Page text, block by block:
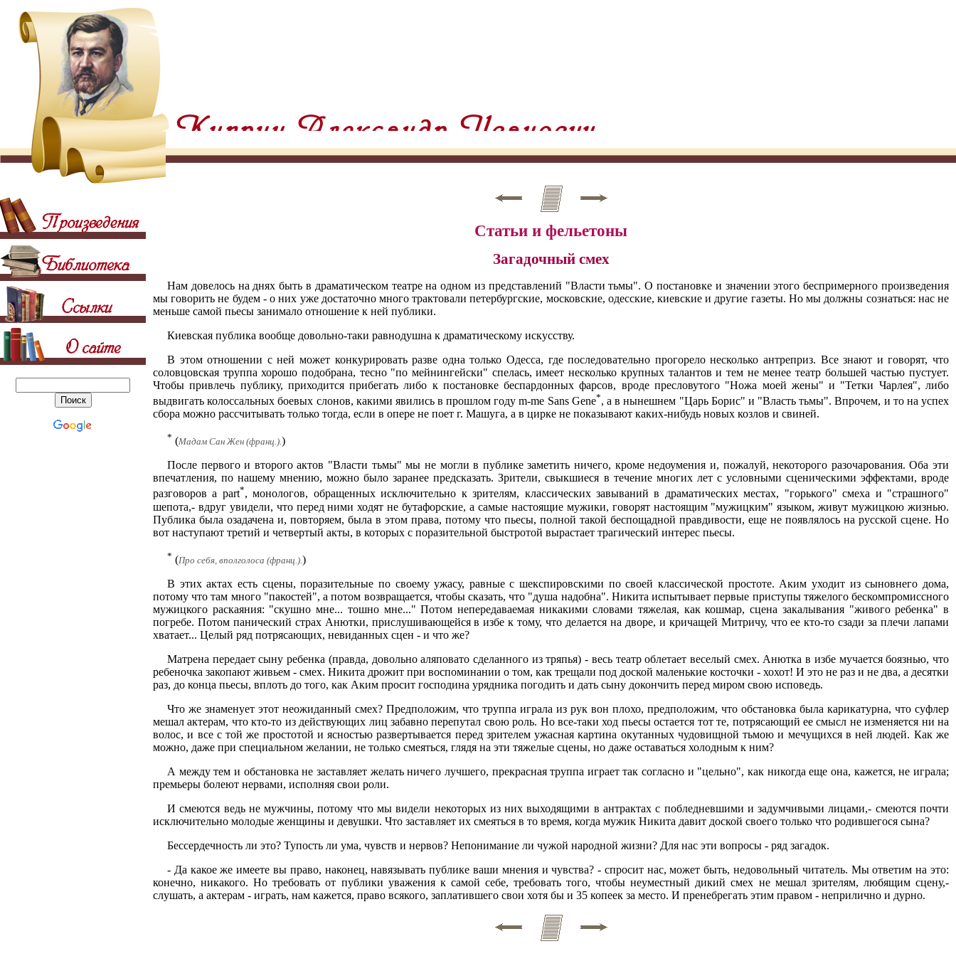
Статьи и фельетоны
Загадочный смех
Нам довелось на днях быть в драматическом театре на одном из представлений "Власти тьмы". О постановке и значении этого беспримерного произведения
мы говорить не будем - о них уже достаточно много трактовали петербургские, московские, одесские, киевские и другие газеты. Но мы должны сознаться: нас не
меньше самой пьесы занимало отношение к ней публики.
Киевская публика вообще довольно-таки равнодушна к драматическому искусству.
В этом отношении с ней может конкурировать разве одна только Одесса, где последовательно прогорело несколько антреприз. Все знают и говорят, что
соловцовская труппа хорошо подобрана, тесно "по мейнингейски" спелась, имеет несколько крупных талантов и тем не менее театр большей частью пустует.
Чтобы привлечь публику, приходится прибегать либо к постановке беспардонных фарсов, вроде пресловутого "Ножа моей жены" и "Тетки Чарлея", либо
выдвигать колоссальных боевых слонов, какими явились в прошлом году m-me Sans Gene*, а в нынешнем "Царь Борис" и "Власть тьмы". Впрочем, и то на успех
сбора можно рассчитывать только тогда, если в опере не поет г. Машуга, а в цирке не показывают каких-нибудь новых козлов и свиней.
* (Мадам Сан Жен (франц.).)
После первого и второго актов "Власти тьмы" мы не могли в публике заметить ничего, кроме недоумения и, пожалуй, некоторого разочарования. Оба эти
впечатления, по нашему мнению, можно было заранее предсказать. Зрители, свыкшиеся в течение многих лет с условными сценическими эффектами, вроде
разговоров a part*, монологов, обращенных исключительно к зрителям, классических завываний в драматических местах, "горького" смеха и "страшного"
шепота,- вдруг увидели, что перед ними ходят не бутафорские, а самые настоящие мужики, говорят настоящим "мужицким" языком, живут мужицкою жизнью.
Публика была озадачена и, повторяем, была в этом права, потому что пьесы, полной такой беспощадной правдивости, еще не появлялось на русской сцене. Но
вот наступают третий и четвертый акты, в которых с поразительной быстротой вырастает трагический интерес пьесы.
* (Про себя, вполголоса (франц.).)
В этих актах есть сцены, поразительные по своему ужасу, равные с шекспировскими по своей классической простоте. Аким уходит из сыновнего дома,
потому что там много "пакостей", а потом возвращается, чтобы сказать, что "душа надобна". Никита испытывает первые приступы тяжелого бескомпромиссного
мужицкого раскаяния: "скушно мне... тошно мне..." Потом непередаваемая никакими словами тяжелая, как кошмар, сцена закалывания "живого ребенка" в
погребе. Потом панический страх Анютки, прислушивающейся в избе к тому, что делается на дворе, и кричащей Митричу, что ее кто-то сзади за плечи лапами
хватает... Целый ряд потрясающих, невиданных сцен - и что же?
Матрена передает сыну ребенка (правда, довольно аляповато сделанного из тряпья) - весь театр облетает веселый смех. Анютка в избе мучается боязнью, что
ребеночка закопают живьем - смех. Никита дрожит при воспоминании о том, как трещали под доской маленькие косточки - хохот! И это не раз и не два, а десятки
раз, до конца пьесы, вплоть до того, как Аким просит господина урядника погодить и дать сыну докончить перед миром свою исповедь.
Что же знаменует этот неожиданный смех? Предположим, что труппа играла из рук вон плохо, предположим, что обстановка была карикатурна, что суфлер
мешал актерам, что кто-то из действующих лиц забавно перепутал свою роль. Но все-таки ход пьесы остается тот те, потрясающий ее смысл не изменяется ни на
волос, и все с той же простотой и ясностью развертывается перед зрителем ужасная картина окутанных чудовищной тьмою и мечущихся в ней людей. Как же
можно, даже при специальном желании, не только смеяться, глядя на эти тяжелые сцены, но даже оставаться холодным к ним?
А между тем и обстановка не заставляет желать ничего лучшего, прекрасная труппа играет так согласно и "цельно", как никогда еще она, кажется, не играла;
премьеры болеют нервами, исполняя свои роли.
И смеются ведь не мужчины, потому что мы видели некоторых из них выходящими в антрактах с побледневшими и задумчивыми лицами,- смеются почти
исключительно молодые женщины и девушки. Что заставляет их смеяться в то время, когда мужик Никита давит доской своего только что родившегося сына?
Бессердечность ли это? Тупость ли ума, чувств и нервов? Непонимание ли чужой народной жизни? Для нас эти вопросы - ряд загадок.
- Да какое же имеете вы право, наконец, навязывать публике ваши мнения и чувства? - спросит нас, может быть, недовольный читатель. Мы ответим на это:
конечно, никакого. Но требовать от публики уважения к самой себе, требовать того, чтобы неуместный дикий смех не мешал зрителям, любящим сцену,-
слушать, а актерам - играть, нам кажется, право всякого, заплатившего свои хотя бы и 35 копеек за место. И пренебрегать этим правом - неприлично и дурно.